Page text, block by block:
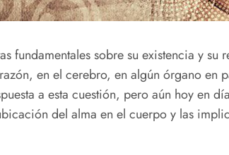
fundamentales sobre su existencia y
en el cerebro, en algún órgano en
a esta cuestión, pero aún hoy en
del alma en el cuerpo y las